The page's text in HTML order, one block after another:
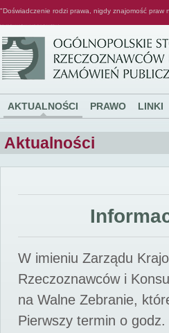
"Doświadczenie rodzi prawa, nigdy znajomość
AKTUALNOŚCI PRAWO LINKI
Aktualności
W imieniu Zarządu
Rzeczoznawców i
na Walne Zebranie,
Pierwszy termin o